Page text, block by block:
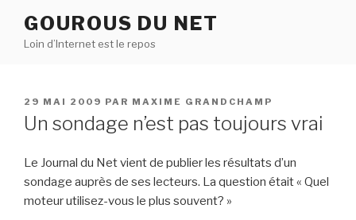
contenu
GOUROUS DU NET
Loin d’Internet est le repos
PUBLIÉ
LE
29 MAI 2009 PAR MAXIME GRANDCHAMP
Un sondage n’est pas toujours vrai
Le Journal du Net vient de publier les résultats d’un
sondage auprès de ses lecteurs. La question était « Quel
moteur utilisez-vous le plus souvent? »